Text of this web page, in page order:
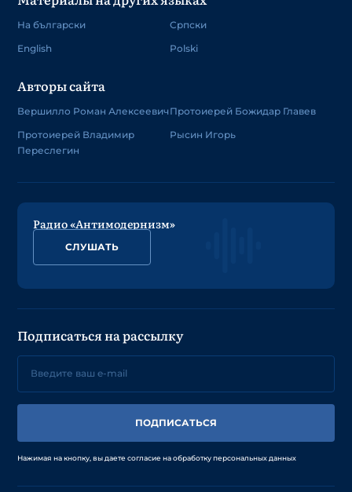
На български
English
Српски
Polski
Авторы сайта
Вершилло Роман Алексеевич
Протоиерей Владимир
Переслегин
Протоиерей Божидар Главев
Рысин Игорь
Радио «Антимодернизм»
СЛУШАТЬ
Подписаться на рассылку
ПОДПИСАТЬСЯ
Нажимая на кнопку, вы даете согласие на обработку персональных данных